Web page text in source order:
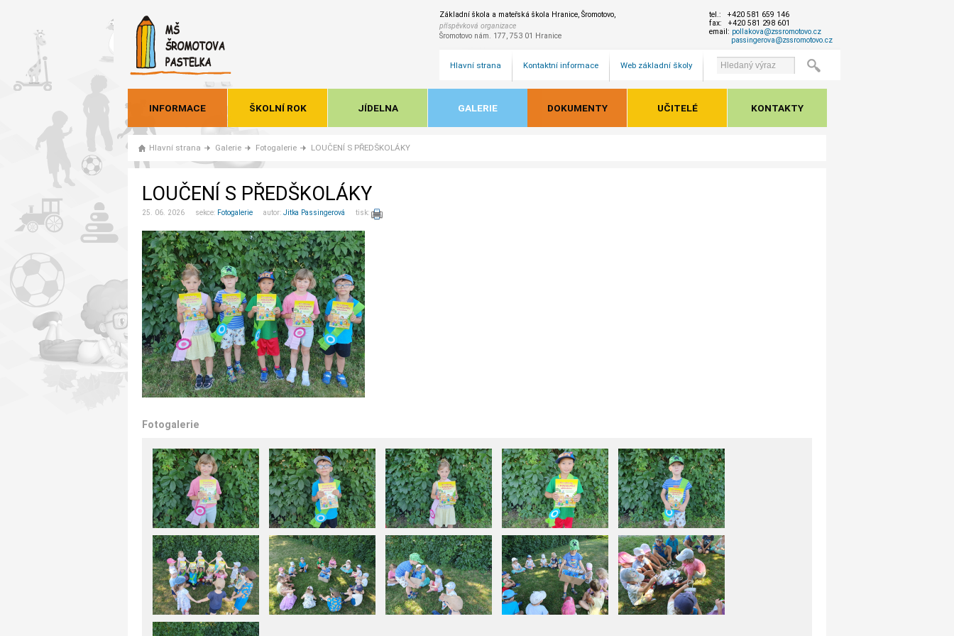
Základní škola a mateřská škola Hranice, Šromotovo,
příspěvková organizace
Šromotovo nám. 177, 753 01 Hranice
tel.: +420 581 659 146
fax: +420 581 298 601
email: pollakova@zssromotovo.cz
passingerova@zssromotovo.cz
Hlavní strana Kontaktní informace Web základní školy
INFORMACE ŠKOLNÍ ROK JÍDELNA GALERIE DOKUMENTY UČITELÉ KONTAKTY
Hlavní strana Galerie Fotogalerie LOUČENÍ S PŘEDŠKOLÁKY
LOUČENÍ S PŘEDŠKOLÁKY
25. 06. 2026 sekce: Fotogalerie autor: Jitka Passingerová tisk:
Fotogalerie